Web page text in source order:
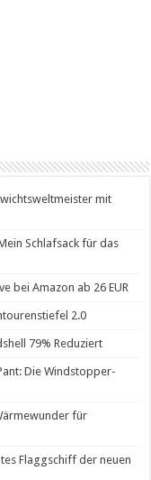
mit
Schlafsack für das
bei Amazon ab 26 EUR
2.0
79% Reduziert
Die Windstopper-
für
Flaggschiff der neuen